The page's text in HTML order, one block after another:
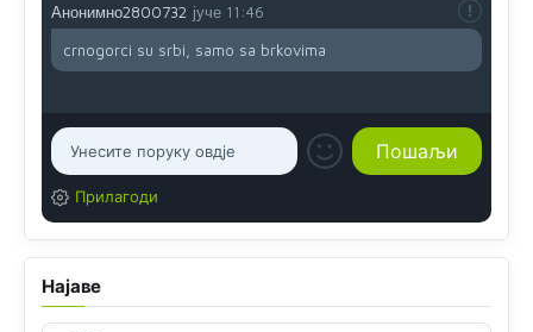
Анонимно2800732 јуче 11:46
crnogorci su srbi, samo sa brkovima
Прилагоди
Најаве